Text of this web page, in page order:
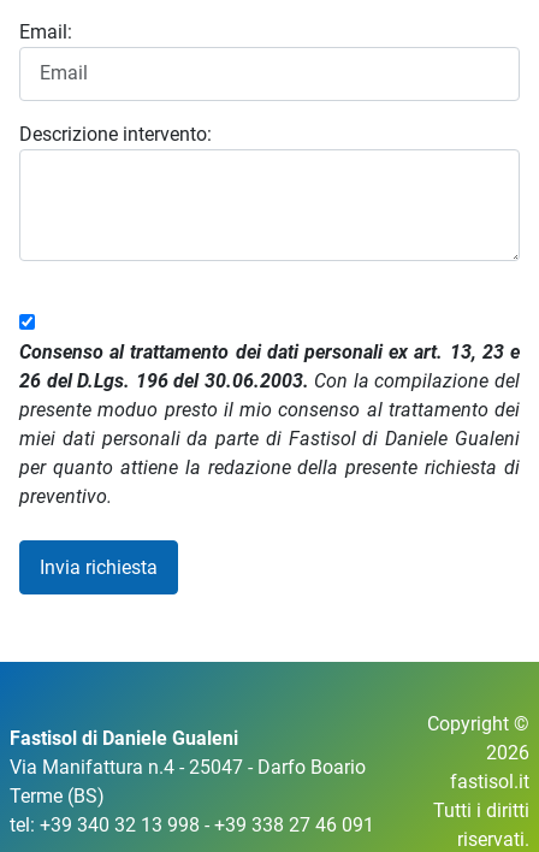
Email:
Descrizione intervento:
Consenso al trattamento dei dati personali ex art. 13, 23 e
26 del D.Lgs. 196 del 30.06.2003. Con la compilazione del
presente moduo presto il mio consenso al trattamento dei
miei dati personali da parte di Fastisol di Daniele Gualeni
per quanto attiene la redazione della presente richiesta di
preventivo.
Invia richiesta
Fastisol di Daniele Gualeni
Via Manifattura n.4 - 25047 - Darfo Boario
Terme (BS)
tel: +39 340 32 13 998 - +39 338 27 46 091
Copyright ©
2026
fastisol.it
Tutti i diritti
riservati.